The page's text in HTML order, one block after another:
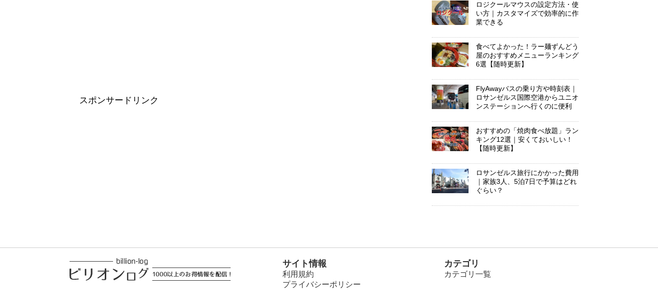
スポンサードリンク
ロジクールマウスの設定方法・使
い方｜カスタマイズで効率的に作
業できる
食べてよかった！ラー麺ずんどう
屋のおすすめメニューランキング
6選【随時更新】
FlyAwayバスの乗り方や時刻表｜
ロサンゼルス国際空港からユニオ
ンステーションへ行くのに便利
おすすめの「焼肉食べ放題」ラン
キング12選｜安くておいしい！
【随時更新】
ロサンゼルス旅行にかかった費用
｜家族3人、5泊7日で予算はどれ
ぐらい？
サイト情報
利用規約
プライバシーポリシー
カテゴリ
カテゴリ一覧